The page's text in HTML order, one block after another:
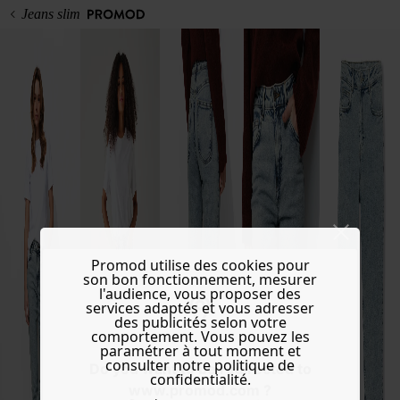
Do you want to be redirected to
www.promod.com ?
Jeans slim
Promod utilise des cookies pour
son bon fonctionnement, mesurer
l'audience, vous proposer des
services adaptés et vous adresser
des publicités selon votre
comportement. Vous pouvez les
paramétrer à tout moment et
consulter notre politique de
confidentialité.